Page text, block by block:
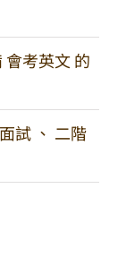
會考英文 的
試 、 二階